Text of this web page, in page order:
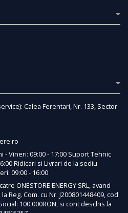
Calea Ferentari, Nr. 133, Sector
- Vineri: 09:00 - 17:00 Suport Tehnic
Ridicari si Livrari de la sediu
09:00 - 16:00
ONESTORE ENERGY SRL, avand
Reg. Com. cu Nr. J200801448409, cod
100.000RON, si cont deschis la